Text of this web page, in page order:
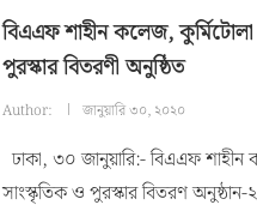
বিএএফ শাহীন কলেজ, কুর্মিটোলা
পুরস্কার বিতরণী অনুষ্ঠিত
Author: জানুয়ারি ৩০, ২০২০
ঢাকা, ৩০ জানুয়ারি:- বিএএফ শাহীন
সাংস্কৃতিক ও পুরস্কার বিতরণ